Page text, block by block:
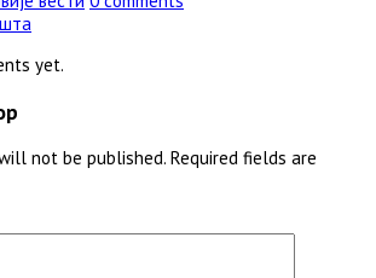
yet.
not be published. Required fields are